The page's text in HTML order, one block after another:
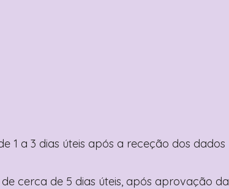
1 a 3 dias úteis após a receção dos dados
cerca de 5 dias úteis, após aprovação da